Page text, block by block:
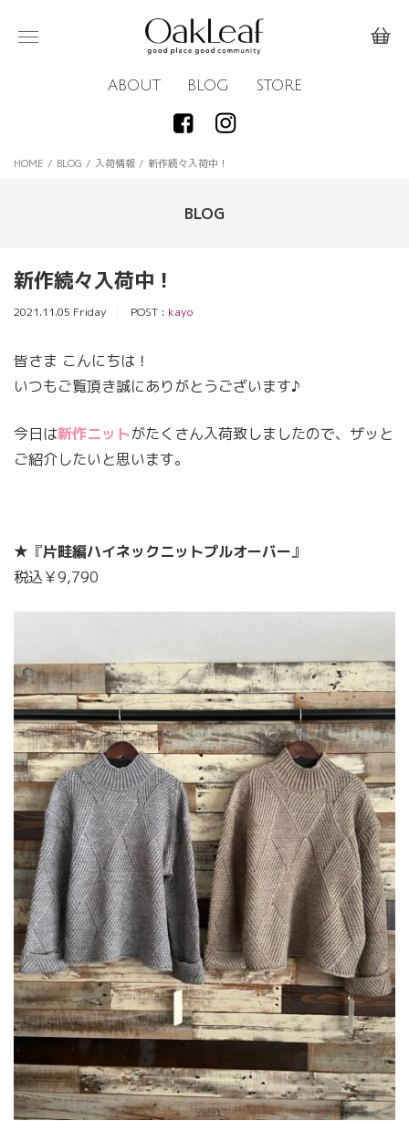
ABOUT BLOG STORE
HOME / BLOG / 入荷情報 / 新作続々入荷中！
BLOG
新作続々入荷中！
2021.11.05 Friday POST : kayo
皆さま こんにちは！
いつもご覧頂き誠にありがとうございます♪
今日は新作ニットがたくさん入荷致しましたので、ザッと
ご紹介したいと思います。
★『片畦編ハイネックニットプルオーバー』
税込￥9,790